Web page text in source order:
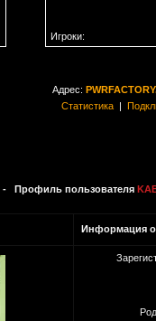
Игроки:
Адрес:
Статистика|
- Профиль пользователя
Информация о